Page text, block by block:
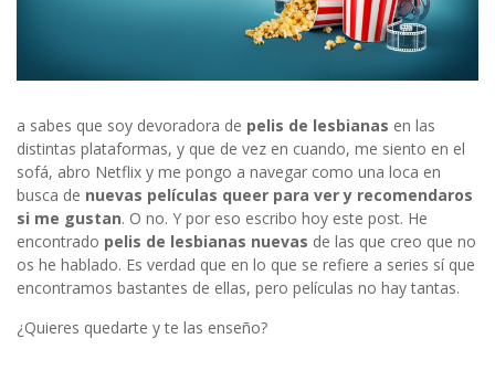
a sabes que soy devoradora de pelis de lesbianas en las
distintas plataformas, y que de vez en cuando, me siento en el
sofá, abro Netflix y me pongo a navegar como una loca en
busca de nuevas películas queer para ver y recomendaros
si me gustan. O no. Y por eso escribo hoy este post. He
encontrado pelis de lesbianas nuevas de las que creo que no
os he hablado. Es verdad que en lo que se refiere a series sí que
encontramos bastantes de ellas, pero películas no hay tantas.
¿Quieres quedarte y te las enseño?